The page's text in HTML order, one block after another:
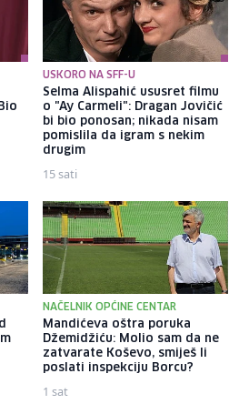
USKORO NA SFF-U
Selma Alispahić ususret filmu
o "Ay Carmeli": Dragan Jovičić
bi bio ponosan; nikada nisam
pomislila da igram s nekim
drugim
15 sati
NAČELNIK OPĆINE CENTAR
Mandićeva oštra poruka
Džemidžiću: Molio sam da ne
zatvarate Koševo, smiješ li
poslati inspekciju Borcu?
1 sat